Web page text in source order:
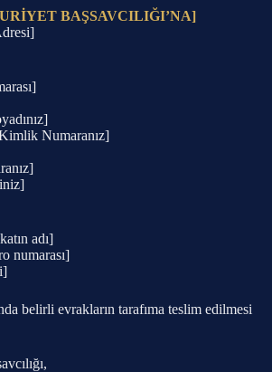
BAŞSAVCILIĞI’NA]
Numaranız]
adı]
numarası]
belirli evrakların tarafıma teslim edilmesi